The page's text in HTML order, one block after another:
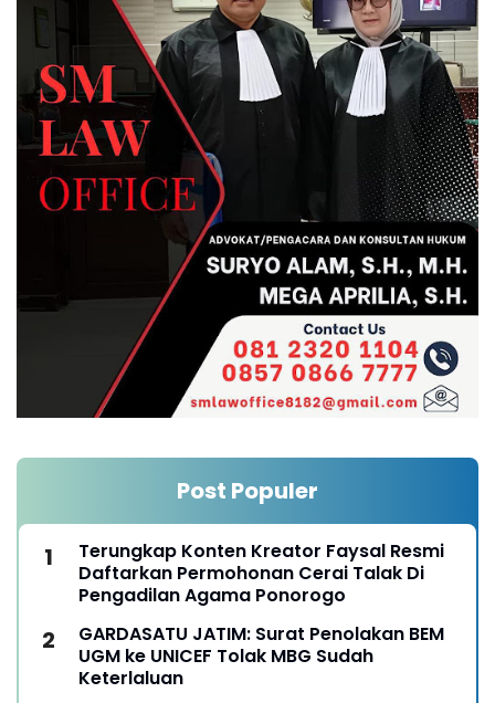
Post Populer
Terungkap Konten Kreator Faysal Resmi
Daftarkan Permohonan Cerai Talak Di
Pengadilan Agama Ponorogo
GARDASATU JATIM: Surat Penolakan BEM
UGM ke UNICEF Tolak MBG Sudah
Keterlaluan